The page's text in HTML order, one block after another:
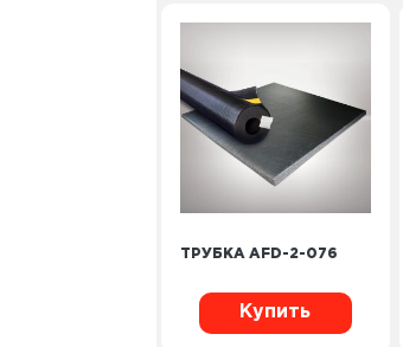
ТРУБКА AFD-2-076
Купить